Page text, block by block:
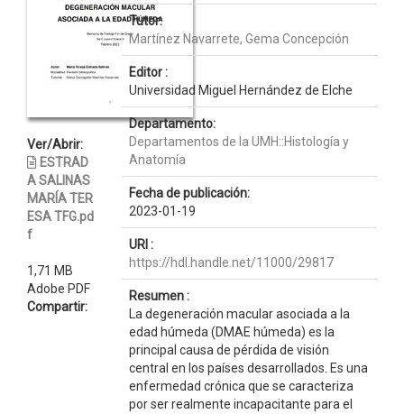
Ver/Abrir:
ESTRAD
A SALINAS
MARÍA TER
ESA TFG.pd
f
1,71 MB
Adobe PDF
Compartir:
Tutor:
Martínez Navarrete, Gema Concepción
Editor :
Universidad Miguel Hernández de Elche
Departamento:
Departamentos de la UMH::Histología y
Anatomía
Fecha de publicación:
2023-01-19
URI :
https://hdl.handle.net/11000/29817
Resumen :
La degeneración macular asociada a la
edad húmeda (DMAE húmeda) es la
principal causa de pérdida de visión
central en los países desarrollados. Es una
enfermedad crónica que se caracteriza
por ser realmente incapacitante para el